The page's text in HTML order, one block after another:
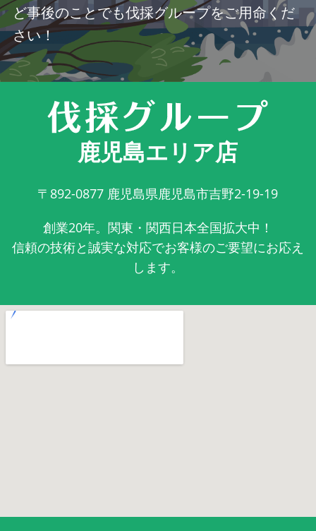
ど事後のことでも伐採グループをご用命くだ
さい！
鹿児島エリア店
〒892-0877 鹿児島県鹿児島市吉野2-19-19
創業20年。関東・関西日本全国拡大中！
信頼の技術と誠実な対応でお客様のご要望にお応え
します。